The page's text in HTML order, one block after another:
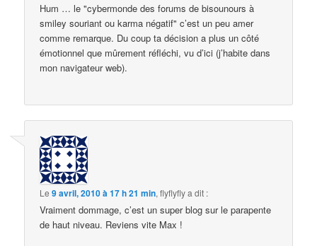
Hum … le "cybermonde des forums de bisounours à
smiley souriant ou karma négatif" c’est un peu amer
comme remarque. Du coup ta décision a plus un côté
émotionnel que mûrement réfléchi, vu d’ici (j’habite dans
mon navigateur web).
Le9 avril, 2010 à 17 h 21 min,flyflyflya dit :
Vraiment dommage, c’est un super blog sur le parapente
de haut niveau. Reviens vite Max !